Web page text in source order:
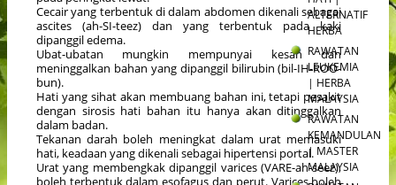
Cecair yang terbentuk di dalam abdomen dikenali sebagai
ascites (ah-SI-teez) dan yang terbentuk pada kaki
dipanggil edema.
Ubat-ubatan mungkin mempunyai kesan dan
meninggalkan bahan yang dipanggil bilirubin (bil-IH-ROO-
bun).
Hati yang sihat akan membuang bahan ini, tetapi pesakit
dengan sirosis hati bahan itu hanya akan ditinggalkan
dalam badan.
Tekanan darah boleh meningkat dalam urat memasuki
hati, keadaan yang dikenali sebagai hipertensi portal.
Urat yang membengkak dipanggil varices (VARE-ah-seez),
ALTERNATIF
HERBA
RAWATAN
LEUKEMIA
| HERBA
MALAYSIA
RAWATAN
KEMANDULAN
| MASTER
MALAYSIA